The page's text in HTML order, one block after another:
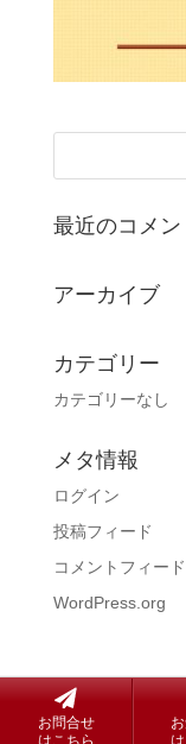
最近のコメン
アーカイブ
カテゴリー
カテゴリーなし
メタ情報
ログイン
投稿フィード
コメントフィード
WordPress.org
お問合せ
はこちら